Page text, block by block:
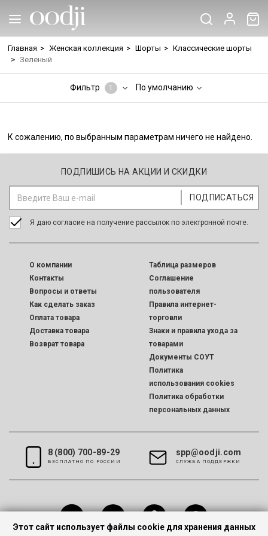
Главная > Женская коллекция > Шорты > Классические шорты
> Зеленый
Фильтр 1 По умолчанию
К сожалению, по выбранным параметрам ничего не найдено.
ПОДПИШИСЬ НА АКЦИИ И СКИДКИ
Я даю согласие на получение рассылок по электронной почте.
O компании
Контакты
Вопросы и ответы
Как сделать заказ
Оплата товара
Доставка товара
Возврат товара
Таблица размеров
Соглашение
пользователя
Правила интернет-
торговли
Знаки и правила ухода за
товарами
Документы СОУТ
Политика
использования cookies
Политика обработки
персональных данных
8 (800) 700-89-29
БЕСПЛАТНО ПО РОССИИ
spp@oodji.com
CЛУЖБА ПОДДЕРЖКИ
Этот сайт использует файлы cookie для хранения данных